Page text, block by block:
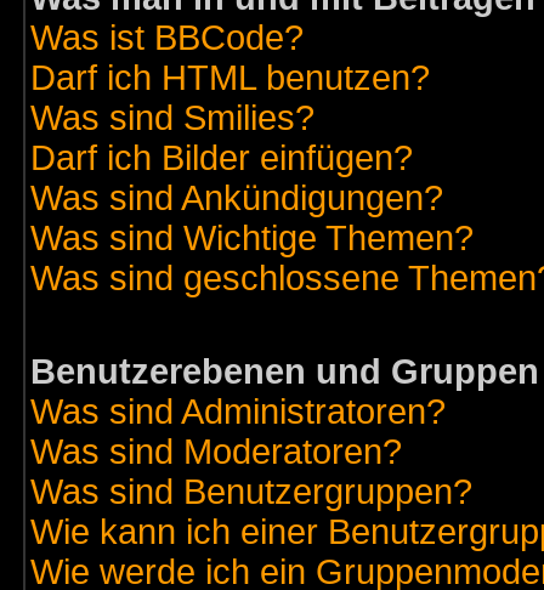
Was ist BBCode?
Darf ich HTML benutzen?
Was sind Smilies?
Darf ich Bilder einfügen?
Was sind Ankündigungen?
Was sind Wichtige Themen?
Was sind geschlossene
Benutzerebenen und Gruppen
Was sind Administratoren?
Was sind Moderatoren?
Was sind Benutzergruppen?
Wie kann ich einer
Wie werde ich ein